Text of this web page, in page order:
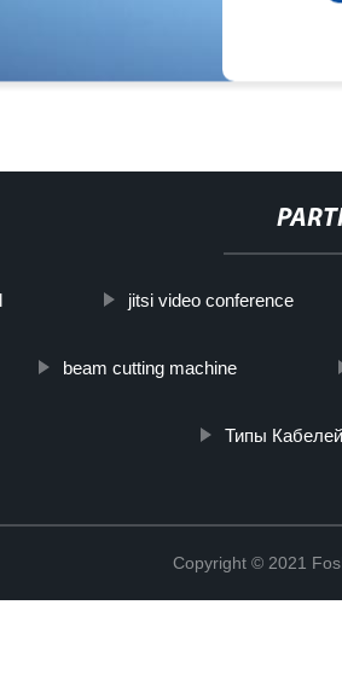
jitsi video conference
beam cutting machine
Типы
Copyright © 2021